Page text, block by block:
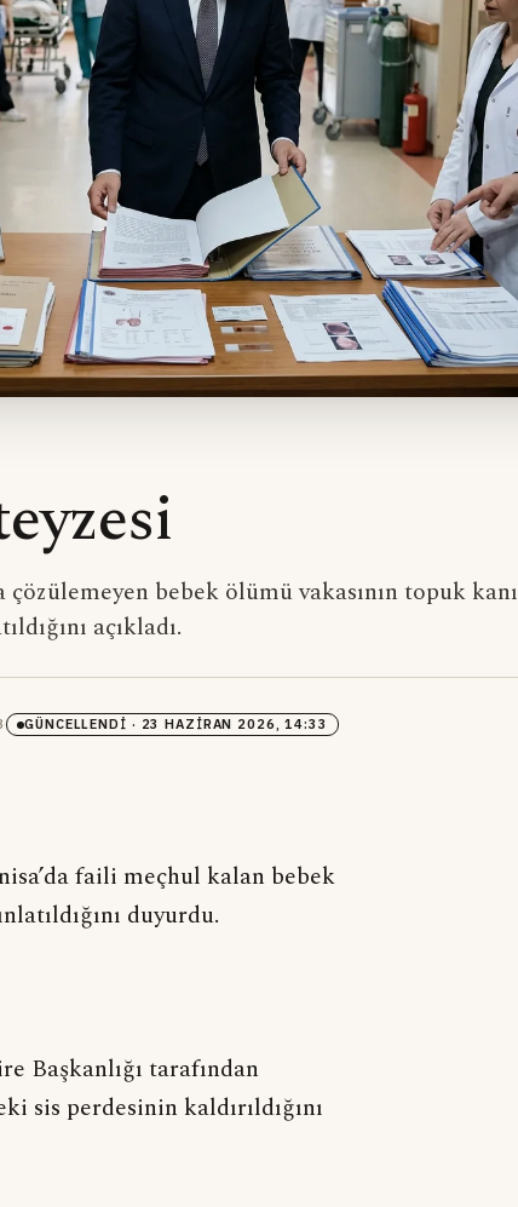
çözülemeyen bebek ölümü vakasının topuk kanı
açıkladı.
· GÜNCELLENDI · 23 HAZIRAN 2026, 14:33
faili meçhul kalan bebek
duyurdu.
Başkanlığı tarafından
sis perdesinin kaldırıldığını